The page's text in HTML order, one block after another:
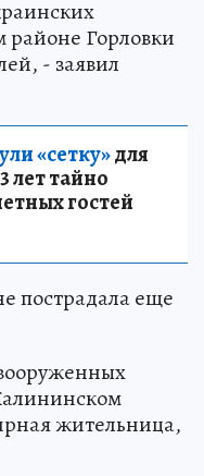
районе Горловки
- заявил
«сетку»для
лет тайно
гостей
пострадала еще
жительница,